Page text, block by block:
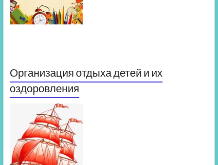
Организация отдыха детей и их
оздоровления